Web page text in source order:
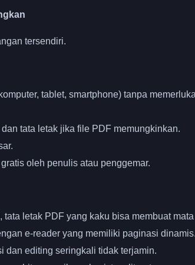
tersendiri.
tablet, smartphone) tanpa
tata letak jika file PDF memungkinkan.
oleh penulis atau penggemar.
tata letak PDF yang kaku bisa membuat mata
e-reader yang memiliki paginasi
dan editing seringkali tidak terjamin.